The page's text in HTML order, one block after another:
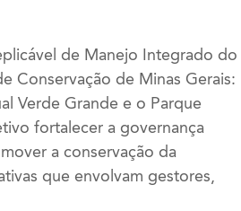
de Manejo Integrado do
Conservação de Minas Gerais:
Verde Grande e o Parque
fortalecer a governança
a conservação da
que envolvam gestores,